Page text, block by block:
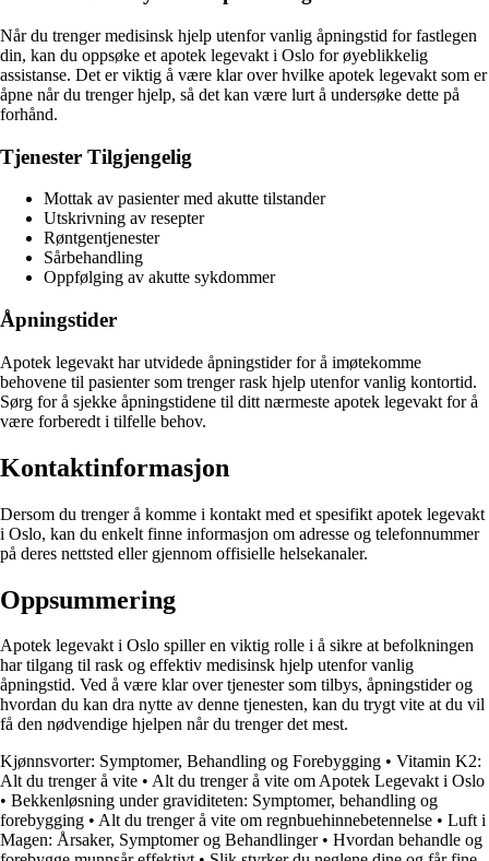
Når du trenger medisinsk hjelp utenfor vanlig åpningstid for fastlegen
din, kan du oppsøke et apotek legevakt i Oslo for øyeblikkelig
assistanse. Det er viktig å være klar over hvilke apotek legevakt som er
åpne når du trenger hjelp, så det kan være lurt å undersøke dette på
forhånd.
Tjenester Tilgjengelig
Mottak av pasienter med akutte tilstander
Utskrivning av resepter
Røntgentjenester
Sårbehandling
Oppfølging av akutte sykdommer
Åpningstider
Apotek legevakt har utvidede åpningstider for å imøtekomme
behovene til pasienter som trenger rask hjelp utenfor vanlig kontortid.
Sørg for å sjekke åpningstidene til ditt nærmeste apotek legevakt for å
være forberedt i tilfelle behov.
Kontaktinformasjon
Dersom du trenger å komme i kontakt med et spesifikt apotek legevakt
i Oslo, kan du enkelt finne informasjon om adresse og telefonnummer
på deres nettsted eller gjennom offisielle helsekanaler.
Oppsummering
Apotek legevakt i Oslo spiller en viktig rolle i å sikre at befolkningen
har tilgang til rask og effektiv medisinsk hjelp utenfor vanlig
åpningstid. Ved å være klar over tjenester som tilbys, åpningstider og
hvordan du kan dra nytte av denne tjenesten, kan du trygt vite at du vil
få den nødvendige hjelpen når du trenger det mest.
Kjønnsvorter: Symptomer, Behandling og Forebygging • Vitamin K2:
Alt du trenger å vite • Alt du trenger å vite om Apotek Legevakt i Oslo
• Bekkenløsning under graviditeten: Symptomer, behandling og
forebygging • Alt du trenger å vite om regnbuehinnebetennelse • Luft i
Magen: Årsaker, Symptomer og Behandlinger• Hvordan behandle og